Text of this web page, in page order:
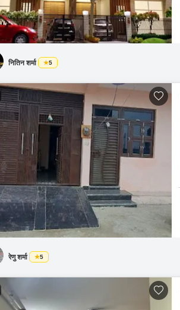
नितिन शर्मा 5
रेणु शर्मा 5